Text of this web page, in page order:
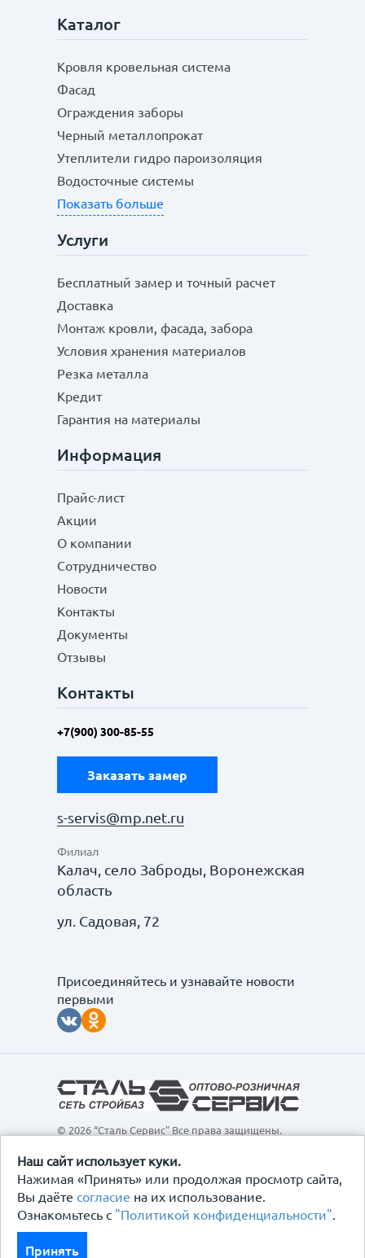
Наш сайт использует куки.
Нажимая «Принять» или продолжая просмотр сайта,
Вы даёте согласие на их использование.
Ознакомьтесь с "Политикой конфиденциальности".
Принять
Каталог
Кровля кровельная система
Фасад
Ограждения заборы
Черный металлопрокат
Утеплители гидро пароизоляция
Водосточные системы
Показать больше
Услуги
Бесплатный замер и точный расчет
Доставка
Монтаж кровли, фасада, забора
Условия хранения материалов
Резка металла
Кредит
Гарантия на материалы
Информация
Прайс-лист
Акции
О компании
Сотрудничество
Новости
Контакты
Документы
Отзывы
Контакты
+7(900) 300-85-55
Заказать замер
s-servis@mp.net.ru
Филиал
Калач, село Заброды, Воронежская
область
ул. Садовая, 72
Присоединяйтесь и узнавайте новости
первыми
© 2026 “Сталь Сервис" Все права защищены.
интернет-сайт, а также вся информация о товарах и
ценах, предоставленная на нём, носит
исключительно информационный характер и ни при
каких условиях не является публичной офертой,
определяемой положениями Статьи 437
Договор-оферта